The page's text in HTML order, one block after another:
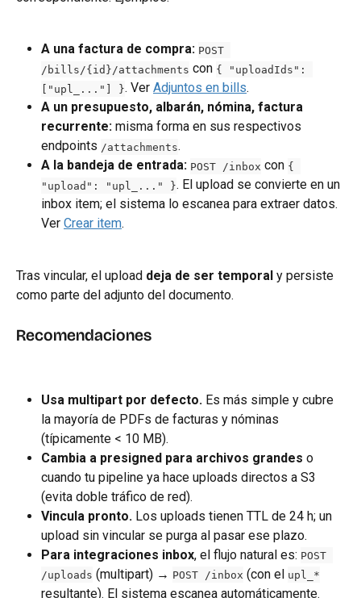
A una factura de compra: POST
/bills/{id}/attachments con { "uploadIds":
["upl_..."] }. Ver Adjuntos en bills.
A un presupuesto, albarán, nómina, factura
recurrente: misma forma en sus respectivos
endpoints /attachments.
A la bandeja de entrada: POST /inbox con {
"upload": "upl_..." }. El upload se convierte en un
inbox item; el sistema lo escanea para extraer datos.
Ver Crear item.
Tras vincular, el upload deja de ser temporal y persiste
como parte del adjunto del documento.
Recomendaciones
Usa multipart por defecto. Es más simple y cubre
la mayoría de PDFs de facturas y nóminas
(típicamente < 10 MB).
Cambia a presigned para archivos grandes o
cuando tu pipeline ya hace uploads directos a S3
(evita doble tráfico de red).
Vincula pronto. Los uploads tienen TTL de 24 h; un
upload sin vincular se purga al pasar ese plazo.
Para integraciones inbox, el flujo natural es: POST
/uploads (multipart) → POST /inbox (con el upl_*
resultante). El sistema escanea automáticamente.